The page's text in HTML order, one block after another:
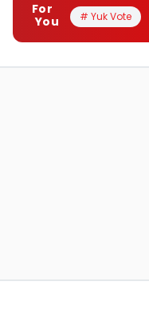
For
You
# Yuk Vote